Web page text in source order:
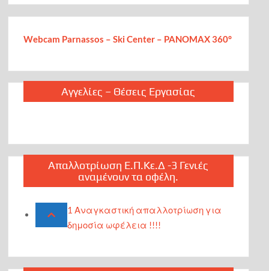
Webcam Parnassos – Ski Center – PANOMAX 360°
Αγγελίες – Θέσεις Εργασίας
Απαλλοτρίωση Ε.Π.Κε.Δ -3 Γενιές
αναμένουν τα οφέλη.
1 Αναγκαστική απαλλοτρίωση για
δημοσία ωφέλεια !!!!